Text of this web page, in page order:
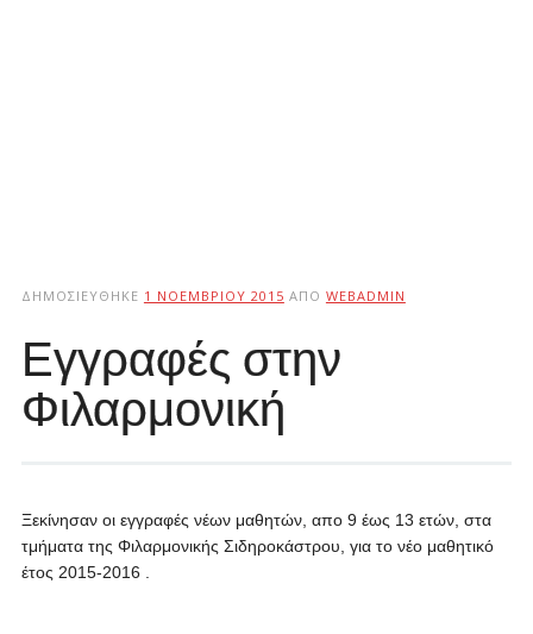
ΔΗΜΟΣΙΕΎΘΗΚΕ 1 ΝΟΕΜΒΡΊΟΥ 2015 ΑΠΌ WEBADMIN
Εγγραφές στην
Φιλαρμονική
Ξεκίνησαν οι εγγραφές νέων μαθητών, απο 9 έως 13 ετών, στα
τμήματα της Φιλαρμονικής Σιδηροκάστρου, για το νέο μαθητικό
έτος 2015-2016 .